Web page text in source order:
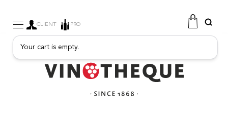
SPARKLING
FRUITY DRINKS
PORT
CLIENT PRO
Your cart is empty.